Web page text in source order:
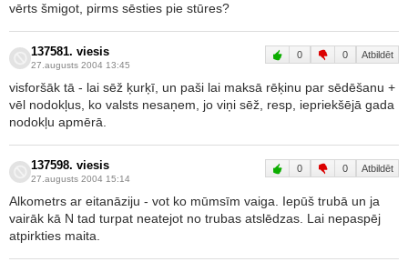
vērts šmigot, pirms sēsties pie stūres?
137581. viesis
27.augusts 2004 13:45
0 0 Atbildēt
visforšāk tā - lai sēž ķurķī, un paši lai maksā rēķinu par sēdēšanu +
vēl nodokļus, ko valsts nesaņem, jo viņi sēž, resp, iepriekšējā gada
nodokļu apmērā.
137598. viesis
27.augusts 2004 15:14
0 0 Atbildēt
Alkometrs ar eitanāziju - vot ko mūmsīm vaiga. Iepūš trubā un ja
vairāk kā N tad turpat neatejot no trubas atslēdzas. Lai nepaspēj
atpirkties maita.